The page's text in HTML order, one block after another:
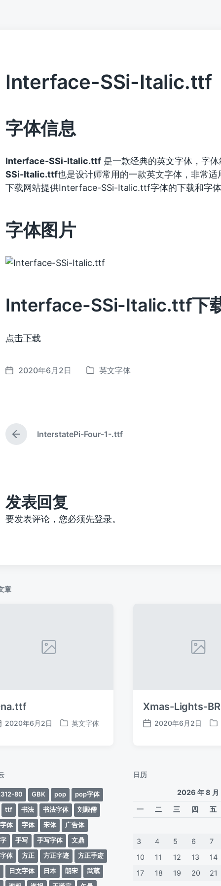
Interface-SSi-Italic.ttf
字体信息
Interface-SSi-Italic.ttf是一款经典的英文字体，字体
SSi-Italic.ttf也是设计师常用的一款英文字体，非常适
下载网站提供Interface-SSi-Italic.ttf字体的下载和字体
字体图片
Interface-SSi-Italic.ttf下
点击下载
发
2020年6月2日
发
英文字体
上
篇
InterstatePi-Four-1-.ttf
发表回复
要发表评论，您必须先登录。
章
2020年6月2日
发
英文字体
Xmas-Lights-
发
2020年6月2日
发
80 GBK pop
pop字体
ttf
书法 书法字体
刘殿儒
体
字体 宋体
广告体
手写 手写字体
文鼎
体
方正 方正字迹
方正手迹
日文字体 日本 朗宋
武蔵
日历
2026 年 8 月
一
二 三 四 五
3
4 5 6 7
10
11 12 13 14
17
18 19 20 21